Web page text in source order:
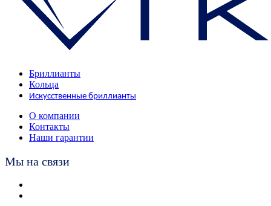
Бриллианты
Кольца
Искусственные бриллианты
О компании
Контакты
Наши гарантии
Мы на связи